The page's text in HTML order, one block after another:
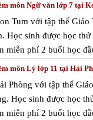
môn Ngữ văn lớp 7 tại
Tum với tập thể
Học sinh được học
miễn phí 2 buổi học
môn Lý lớp 11 tại Hải
Phòng với tập thể
Học sinh được học
miễn phí 2 buổi học